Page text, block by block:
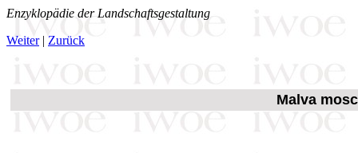
Enzyklopädie der Landschaftsgestaltung
Weiter| Zurück
Malva